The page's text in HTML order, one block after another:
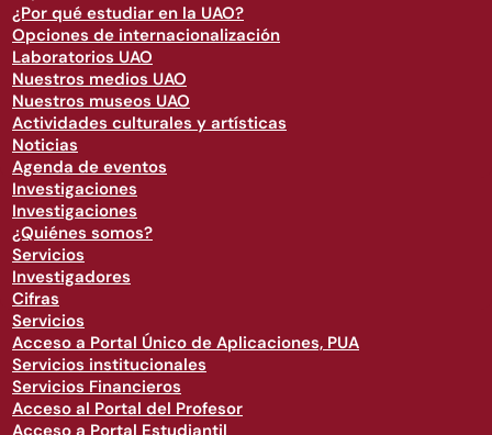
¿Por qué estudiar en la UAO?
Opciones de internacionalización
Laboratorios UAO
Nuestros medios UAO
Nuestros museos UAO
Actividades culturales y artísticas
Noticias
Agenda de eventos
Investigaciones
Investigaciones
¿Quiénes somos?
Servicios
Investigadores
Cifras
Servicios
Acceso a Portal Único de Aplicaciones, PUA
Servicios institucionales
Servicios Financieros
Acceso al Portal del Profesor
Acceso a Portal Estudiantil